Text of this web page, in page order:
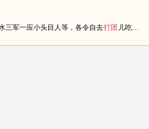
三军一应小头目人等，各令自去打团 儿吃酒」